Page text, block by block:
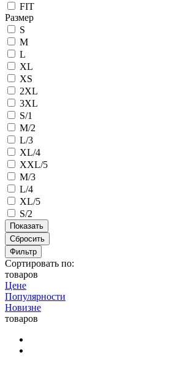
FIT
Размер
S
M
L
XL
XS
2XL
3XL
S/1
M/2
L/3
XL/4
XXL/5
M/3
L/4
XL/5
S/2
Сбросить
Фильтр
Сортировать по:
товаров
Цене
Популярности
Новизне
товаров